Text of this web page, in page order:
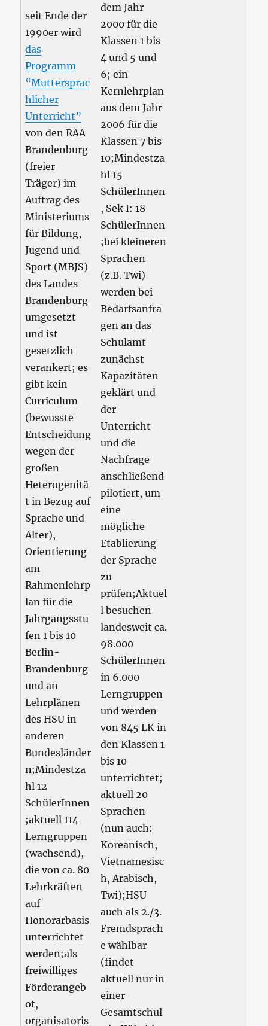
seit Ende der
1990er wird
das
Programm
“Muttersprac
hlicher
Unterricht”
von den RAA
Brandenburg
(freier
Träger) im
Auftrag des
Ministeriums
für Bildung,
Jugend und
Sport (MBJS)
des Landes
Brandenburg
umgesetzt
und ist
gesetzlich
verankert; es
gibt kein
Curriculum
(bewusste
Entscheidung
wegen der
großen
Heterogenitä
t in Bezug auf
Sprache und
Alter),
Orientierung
am
Rahmenlehrp
lan für die
Jahrgangsstu
fen 1 bis 10
Berlin-
Brandenburg
und an
Lehrplänen
des HSU in
anderen
Bundesländer
n;Mindestza
hl 12
SchülerInnen
;aktuell 114
Lerngruppen
(wachsend),
die von ca. 80
Lehrkräften
auf
Honorarbasis
unterrichtet
werden;als
freiwilliges
Förderangeb
ot,
organisatoris
dem Jahr
2000 für die
Klassen 1 bis
4 und 5 und
6; ein
Kernlehrplan
aus dem Jahr
2006 für die
Klassen 7 bis
10;Mindestza
hl 15
SchülerInnen
, Sek I: 18
SchülerInnen
;bei kleineren
Sprachen
(z.B. Twi)
werden bei
Bedarfsanfra
gen an das
Schulamt
zunächst
Kapazitäten
geklärt und
der
Unterricht
und die
Nachfrage
anschließend
pilotiert, um
eine
mögliche
Etablierung
der Sprache
zu
prüfen;Aktuel
l besuchen
landesweit ca.
98.000
SchülerInnen
in 6.000
Lerngruppen
und werden
von 845 LK in
den Klassen 1
bis 10
unterrichtet;
aktuell 20
Sprachen
(nun auch:
Koreanisch,
Vietnamesisc
h, Arabisch,
Twi);HSU
auch als 2./3.
Fremdsprach
e wählbar
(findet
aktuell nur in
einer
Gesamtschul